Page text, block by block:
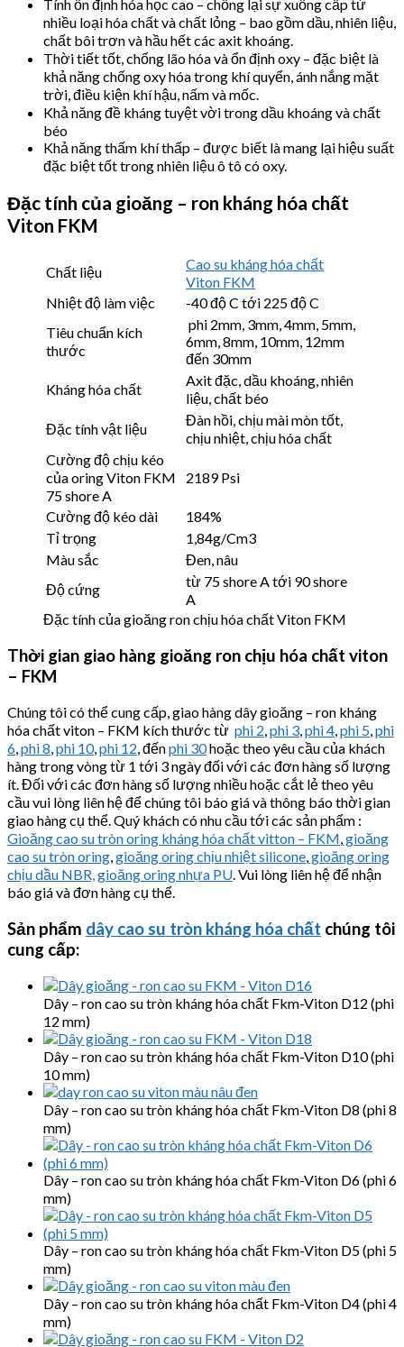
Tính ổn định hóa học cao – chống lại sự xuống cấp từ
nhiều loại hóa chất và chất lỏng – bao gồm dầu, nhiên liệu,
chất bôi trơn và hầu hết các axit khoáng.
Thời tiết tốt, chống lão hóa và ổn định oxy – đặc biệt là
khả năng chống oxy hóa trong khí quyển, ánh nắng mặt
trời, điều kiện khí hậu, nấm và mốc.
Khả năng đề kháng tuyệt vời trong dầu khoáng và chất
béo
Khả năng thấm khí thấp – được biết là mang lại hiệu suất
đặc biệt tốt trong nhiên liệu ô tô có oxy.
Đặc tính của gioăng – ron kháng hóa chất
Viton FKM
Chất liệu
Cao su kháng hóa chất
Viton FKM
Nhiệt độ làm việc
-40 độ C tới 225 độ C
Tiêu chuẩn kích
thước
phi 2mm, 3mm, 4mm, 5mm,
6mm, 8mm, 10mm, 12mm
đến 30mm
Kháng hóa chất
Axit đặc, dầu khoáng, nhiên
liệu,chất béo
Đặc tính vật liệu
Đàn hồi, chịu mài mòn tốt,
chịu nhiệt, chịu hóa chất
Cường độ chịu kéo
của oring Viton FKM
75 shore A
2189 Psi
Cường độ kéo dài
184%
Tỉ trọng
1,84g/Cm3
Màu sắc
Đen, nâu
Độ cứng
từ 75 shore A tới 90 shore
A
Đặc tính của gioăng ron chịu hóa chất Viton FKM
Thời gian giao hàng gioăng ron chịu hóa chất viton
– FKM
Chúng tôi có thể cung cấp, giao hàng dây gioăng – ron kháng
hóa chất viton – FKM kích thước từ phi 2,phi 3,phi 4,phi 5,phi
6,phi 8,phi 10,phi 12, đếnphi 30hoặc theo yêu cầu của khách
hàng trong vòng từ 1 tới 3 ngày đối với các đơn hàng số lượng
ít. Đối với các đơn hàng số lượng nhiều hoặc cắt lẻ theo yêu
cầu vui lòng liên hệ để chúng tôi báo giá và thông báo thời gian
giao hàng cụ thể. Quý khách có nhu cầu tới các sản phẩm :
Gioăng cao su tròn oring kháng hóa chất vitton – FKM,gioăng
cao su tròn oring,gioăng oring chịu nhiệt silicone,gioăng oring
chịu dầu NBR,gioăng oring nhựa PU. Vui lòng liên hệ để nhận
báo giá và đơn hàng cụ thể.
Sản phẩm dây cao su tròn kháng hóa chất chúng tôi
cung cấp:
Dây – ron cao su tròn kháng hóa chất Fkm-Viton D12 (phi
12 mm)
Dây – ron cao su tròn kháng hóa chất Fkm-Viton D10 (phi
10 mm)
Dây – ron cao su tròn kháng hóa chất Fkm-Viton D8 (phi 8
mm)
Dây – ron cao su tròn kháng hóa chất Fkm-Viton D6 (phi 6
mm)
Dây – ron cao su tròn kháng hóa chất Fkm-Viton D5 (phi 5
mm)
Dây – ron cao su tròn kháng hóa chất Fkm-Viton D4 (phi 4
mm)